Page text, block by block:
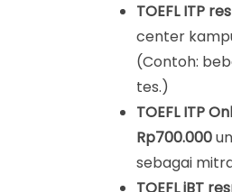
2. Tes TOEFL
Biaya Tes
Pilih TOEFL ITP
Pilih TOEFL
Tips
FAQ – Biaya Tes
TOEFL ITP
center
(Contoh:
tes.)
TOEFL ITP
Rp700.000
sebagai